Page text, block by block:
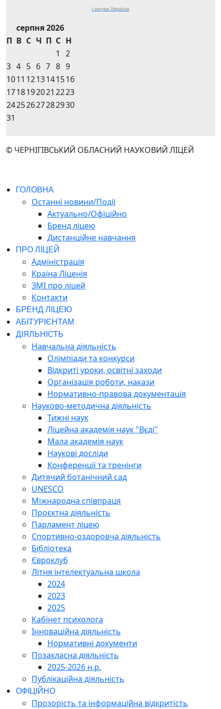
і науки України
серпня 2026
П В С Ч П С Н
1
2
3 4 5 6 7 8 9
1011 1213141516
1718192021 2223
24252627282930
31
© ЧЕРНІГІВСЬКИЙ ОБЛАСНИЙ НАУКОВИЙ ЛІЦЕЙ
ГОЛОВНА
Останні новини/Події
Актуально/Офіційно
Бренд ліцею
Дистанційне навчання
ПРО ЛІЦЕЙ
Адміністрація
Країна Ліценія
ЗМІ про ліцей
Контакти
БРЕНД ЛІЦЕЮ
АБІТУРІЄНТАМ
ДІЯЛЬНІСТЬ
Навчальна діяльність
Олімпіади та конкурси
Відкриті уроки, освітні заходи
Організація роботи, накази
Нормативно-правова документація
Науково-методична діяльність
Тижні наук
Ліцейна академія наук "Вєді"
Мала академія наук
Наукові досліди
Конференції та тренінги
Дитячий ботанічний сад
UNESCO
Міжнародна співпраця
Проєктна діяльність
Парламент ліцею
Спортивно-оздоровча діяльність
Бібліотека
Євроклуб
Літня інтелектуальна школа
2024
2023
2025
Кабінет психолога
Інноваційна діяльність
Нормативні документи
Позакласна діяльність
2025-2026 н.р.
Публікаційна діяльність
ОФІЦІЙНО
Прозорість та інформаційна відкритість